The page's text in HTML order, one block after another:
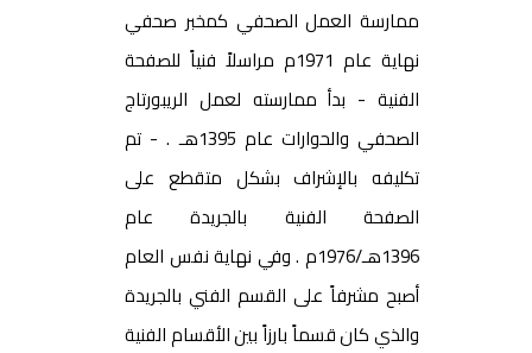
ممارسة العمل الصحفي كمخبر صحفي
نهاية عام 1971م مراسلاً فنياً للصفحة
الفنية - بدأ ممارسته لعمل الريبورتاج
الصحفي والحوارات عام 1395هـ . - تم
تكليفه بالإشراف بشكل متقطع على
الصفحة الفنية بالجريدة عام
1396هـ/1976م . وفي نهاية نفس العام
أصبح مشرفاً على القسم الفني بالجريدة
والذي كان قسماً بارزاً بين الأقسام الفنية